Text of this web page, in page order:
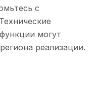
с
могут
реализации.